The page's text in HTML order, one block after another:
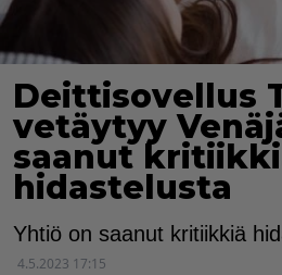
Deittisovellus
vetäytyy
saanut
hidastelusta
Yhtiö on saanut kritiikkiä
4.5.2023 17:15